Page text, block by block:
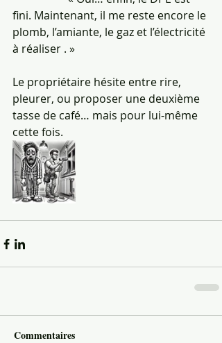
fini. Maintenant, il me reste encore le
plomb, l’amiante, le gaz et l’électricité
à réaliser . »
Le propriétaire hésite entre rire,
pleurer, ou proposer une deuxième
tasse de café… mais pour lui-même
cette fois.
Commentaires